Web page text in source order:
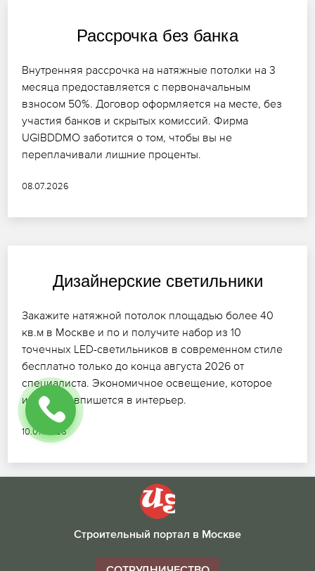
Рассрочка без банка
Внутренняя рассрочка на натяжные потолки на 3
месяца предоставляется с первоначальным
взносом 50%. Договор оформляется на месте, без
участия банков и скрытых комиссий. Фирма
UGIBDDMO заботится о том, чтобы вы не
переплачивали лишние проценты.
08.07.2026
Дизайнерские светильники
Закажите натяжной потолок площадью более 40
кв.м в Москве и по и получите набор из 10
точечных LED-светильников в современном стиле
бесплатно только до конца августа 2026 от
специалиста. Экономичное освещение, которое
идеально впишется в интерьер.
10.07.2026
Строительный портал в Москве